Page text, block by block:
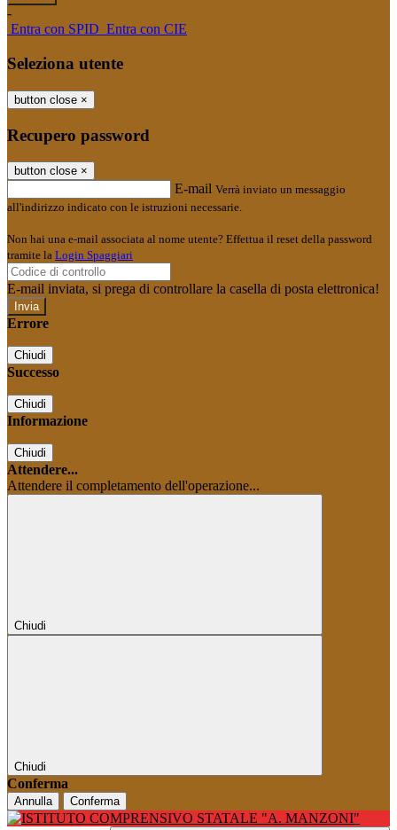
-
Entra con SPID Entra con CIE
Seleziona utente
button close ×
Recupero password
button close ×
E-mail Verrà inviato un messaggio
all'indirizzo indicato con le istruzioni necessarie.
Non hai una e-mail associata al nome utente? Effettua il reset della password
tramite la Login Spaggiari
E-mail inviata, si prega di controllare la casella di posta elettronica!
Errore
Chiudi
Successo
Chiudi
Informazione
Chiudi
Attendere...
Attendere il completamento dell'operazione...
Chiudi
Chiudi
Conferma
Annulla Conferma